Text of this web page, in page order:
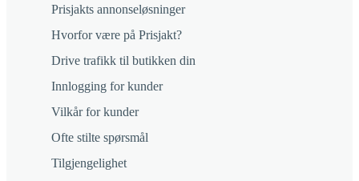
Prisjakts annonseløsninger
Hvorfor være på Prisjakt?
Drive trafikk til butikken din
Innlogging for kunder
Vilkår for kunder
Ofte stilte spørsmål
Tilgjengelighet